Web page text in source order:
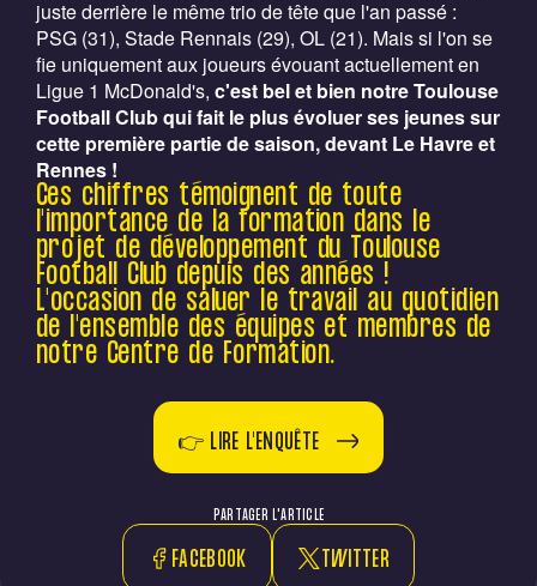
juste derrière le même trio de tête que l'an passé :
PSG (31), Stade Rennais (29), OL (21). Mais si l'on se
fie uniquement aux joueurs évouant actuellement en
Ligue 1 McDonald's, c'est bel et bien notre Toulouse
Football Club qui fait le plus évoluer ses jeunes sur
cette première partie de saison, devant Le Havre et
Rennes !
Ces chiffres témoignent de toute
l'importance de la formation dans le
projet de développement du Toulouse
Football Club depuis des années !
L'occasion de saluer le travail au quotidien
de l'ensemble des équipes et membres de
notre Centre de Formation.
👉 LIRE L'ENQUÊTE
PARTAGER L'ARTICLE
FACEBOOK TWITTER